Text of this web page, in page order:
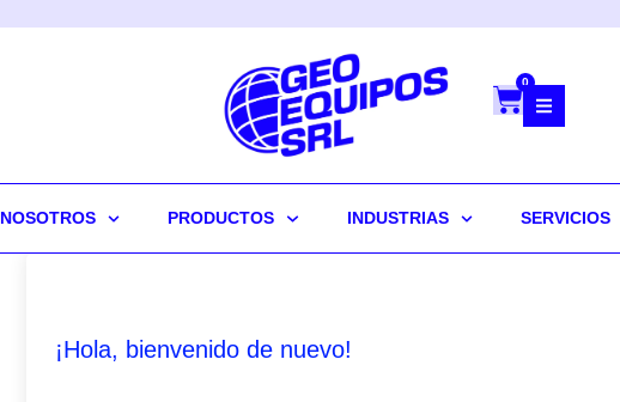
0
NOSOTROS PRODUCTOS INDUSTRIAS SERVICIOS
¡Hola, bienvenido de nuevo!